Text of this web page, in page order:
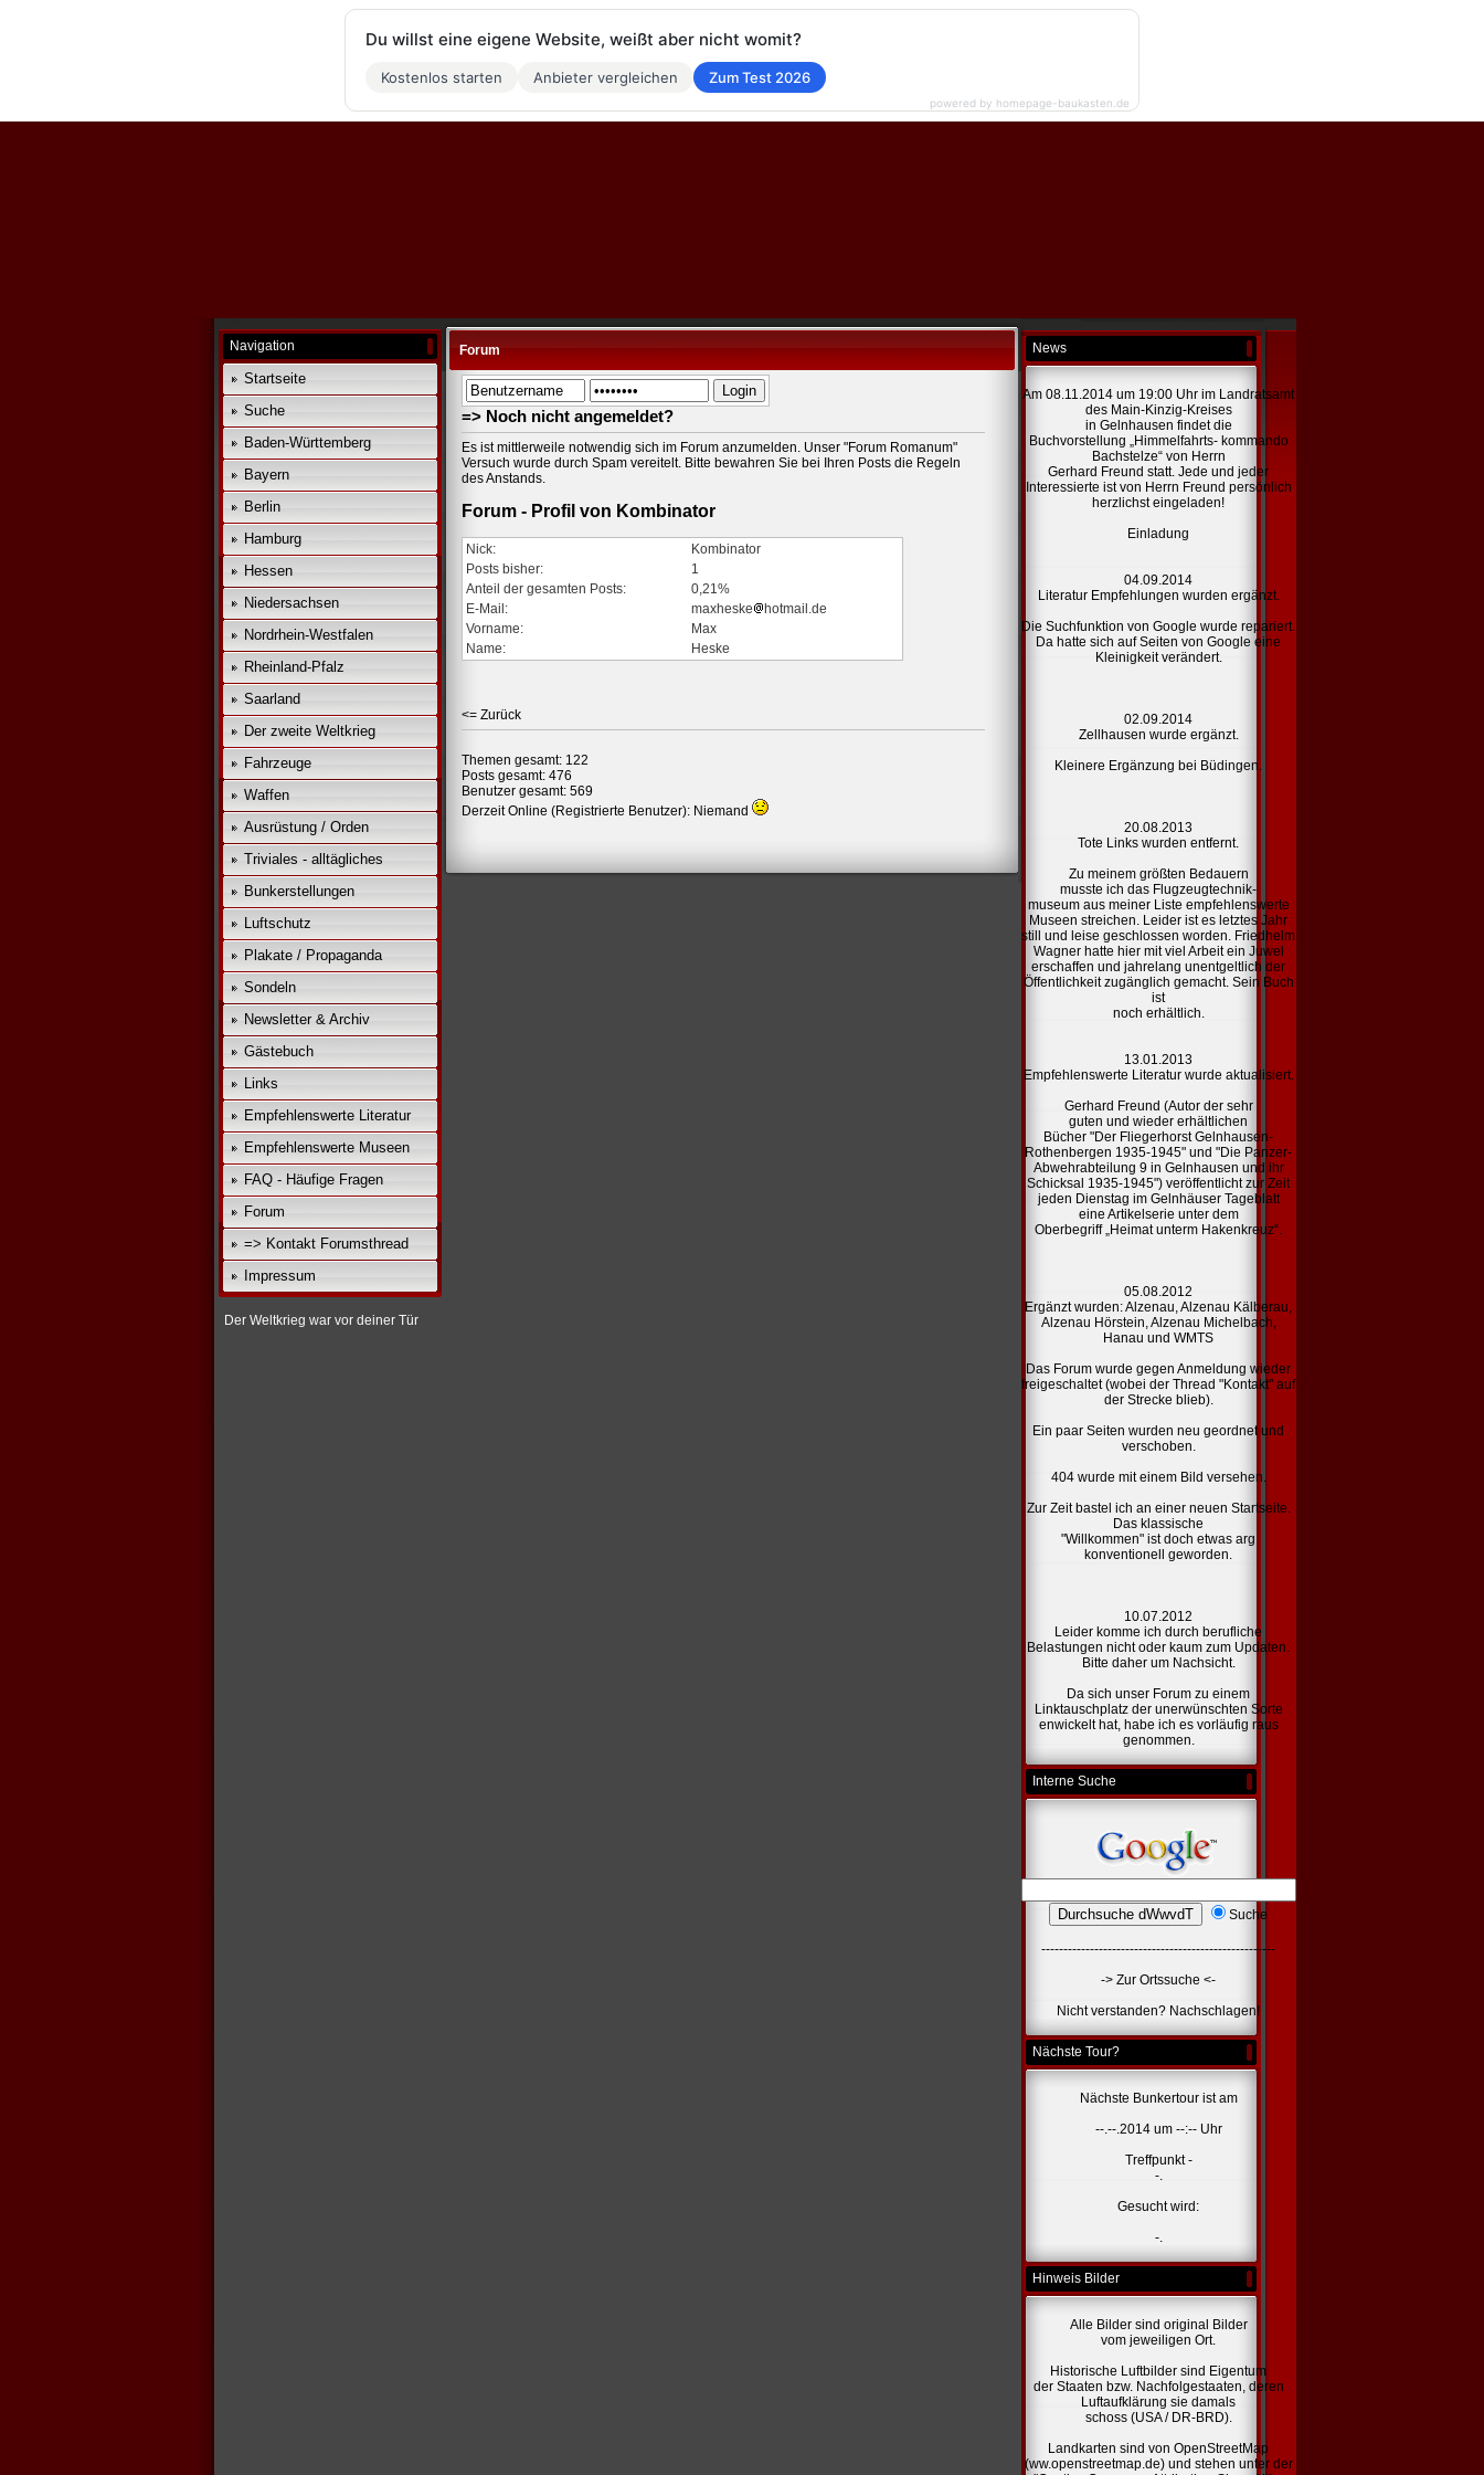
Navigation
Startseite
Suche
Baden-Württemberg
Bayern
Berlin
Hamburg
Hessen
Niedersachsen
Nordrhein-Westfalen
Rheinland-Pfalz
Saarland
Der zweite Weltkrieg
Fahrzeuge
Waffen
Ausrüstung / Orden
Triviales - alltägliches
Bunkerstellungen
Luftschutz
Plakate / Propaganda
Sondeln
Newsletter & Archiv
Gästebuch
Links
Empfehlenswerte Literatur
Empfehlenswerte Museen
FAQ - Häufige Fragen
Forum
=> Kontakt Forumsthread
Impressum
Der Weltkrieg war vor deiner Tür
Forum
=> Noch nicht angemeldet?
Es ist mittlerweile notwendig sich im Forum anzumelden. Unser "Forum Romanum"
Versuch wurde durch Spam vereitelt. Bitte bewahren Sie bei Ihren Posts die Regeln
des Anstands.
Forum - Profil von Kombinator
Nick:
Kombinator
Posts bisher:
1
Anteil der gesamten Posts:
0,21%
E-Mail:
maxheske
hotmail.de
Vorname:
Max
Name:
Heske
<= Zurück
Themen gesamt: 122
Posts gesamt: 476
Benutzer gesamt: 569
Derzeit Online (Registrierte Benutzer): Niemand
News
Am 08.11.2014 um 19:00 Uhr im Landratsamt
des Main-Kinzig-Kreises
in Gelnhausen findet die
Buchvorstellung „Himmelfahrts- kommando
Bachstelze“ von Herrn
Gerhard Freund statt. Jede und jeder
Interessierte ist von Herrn Freund persönlich
herzlichst eingeladen!
Einladung
04.09.2014
Literatur Empfehlungen wurden ergänzt.
Die Suchfunktion von Google wurde repariert.
Da hatte sich auf Seiten von Google eine
Kleinigkeit verändert.
02.09.2014
Zellhausen wurde ergänzt.
Kleinere Ergänzung bei Büdingen.
20.08.2013
Tote Links wurden entfernt.
Zu meinem größten Bedauern
musste ich das Flugzeugtechnik-
museum aus meiner Liste empfehlenswerte
Museen streichen. Leider ist es letztes Jahr
still und leise geschlossen worden. Friedhelm
Wagner hatte hier mit viel Arbeit ein Juwel
erschaffen und jahrelang unentgeltlich der
Öffentlichkeit zugänglich gemacht. Sein Buch
ist
noch erhältlich.
13.01.2013
Empfehlenswerte Literatur wurde aktualisiert.
Gerhard Freund (Autor der sehr
guten und wieder erhältlichen
Bücher "Der Fliegerhorst Gelnhausen-
Rothenbergen 1935-1945" und "Die Panzer-
Abwehrabteilung 9 in Gelnhausen und ihr
Schicksal 1935-1945") veröffentlicht zur Zeit
jeden Dienstag im Gelnhäuser Tageblatt
eine Artikelserie unter dem
Oberbegriff „Heimat unterm Hakenkreuz“.
05.08.2012
Ergänzt wurden:Alzenau,Alzenau Kälberau,
Alzenau Hörstein,Alzenau Michelbach,
Hanau und WMTS
Das Forum wurde gegen Anmeldung wieder
freigeschaltet (wobei der Thread "Kontakt" auf
der Strecke blieb).
Ein paar Seiten wurden neu geordnet und
verschoben.
404wurde mit einem Bild versehen.
Zur Zeit bastel ich an einer neuen Startseite.
Das klassische
"Willkommen" ist doch etwas arg
konventionell geworden.
10.07.2012
Leider komme ich durch berufliche
Belastungen nicht oder kaum zum Updaten.
Bitte daher um Nachsicht.
Da sich unser Forum zu einem
Linktauschplatz der unerwünschten Sorte
enwickelt hat, habe ich es vorläufig raus
genommen.
Interne Suche
Suche
-----------------------------------------------------
-> Zur Ortssuche <-
Nicht verstanden? Nachschlagen!
Nächste Tour?
Nächste Bunkertour ist am
--.--.2014 um --:-- Uhr
Treffpunkt -
-.
Gesucht wird:
-.
Hinweis Bilder
Alle Bilder sind original Bilder
vom jeweiligen Ort.
Historische Luftbilder sind Eigentum
der Staaten bzw. Nachfolgestaaten, deren
Luftaufklärung sie damals
schoss (USA / DR-BRD).
Landkarten sind von OpenStreetMap
(ww.openstreetmap.de) und stehen unter der
Du willst eine eigene Website, weißt aber nicht womit?
Kostenlos starten Anbieter vergleichen Zum Test 2026
powered by homepage-baukasten.de